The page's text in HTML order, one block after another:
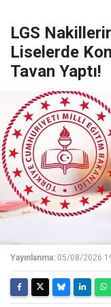
LGS
Liselerde
Tavan Yaptı!
Yayınlanma: 05/08/2026